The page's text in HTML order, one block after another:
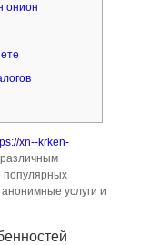
онион
xn--krken-
популярных
услуги и